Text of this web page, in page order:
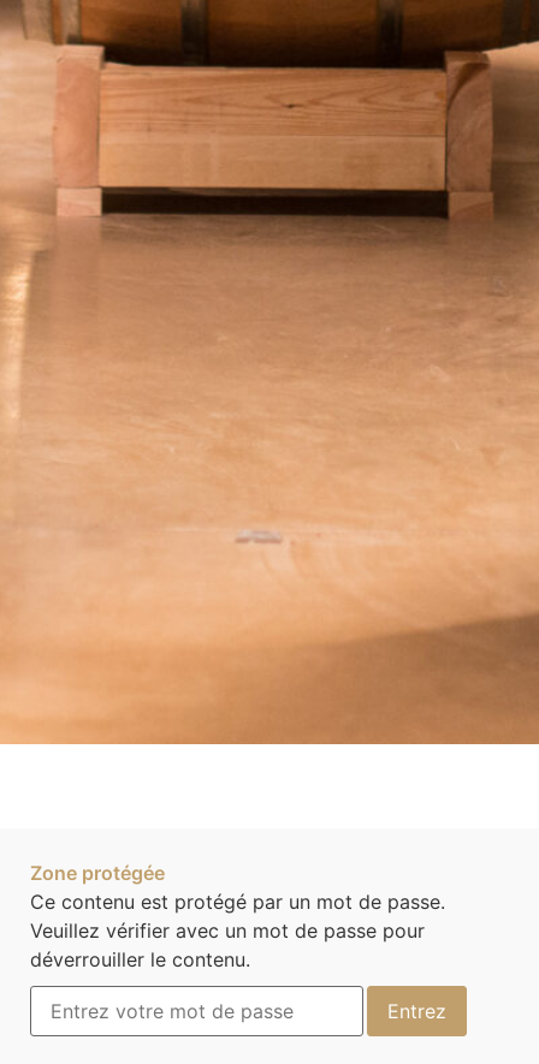
Zone protégée
Ce contenu est protégé par un mot de passe.
Veuillez vérifier avec un mot de passe pour
déverrouiller le contenu.